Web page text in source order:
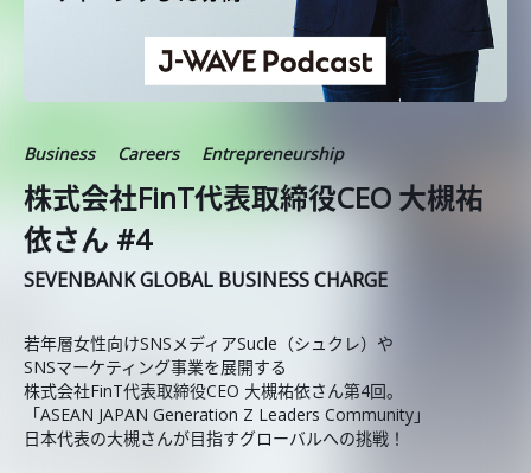
Business Careers Entrepreneurship
株式会社FinT代表取締役CEO 大槻祐
依さん #4
SEVENBANK GLOBAL BUSINESS CHARGE
若年層女性向けSNSメディアSucle（シュクレ）や
SNSマーケティング事業を展開する
株式会社FinT代表取締役CEO 大槻祐依さん第4回。
「ASEAN JAPAN Generation Z Leaders Community」
日本代表の大槻さんが目指すグローバルへの挑戦！